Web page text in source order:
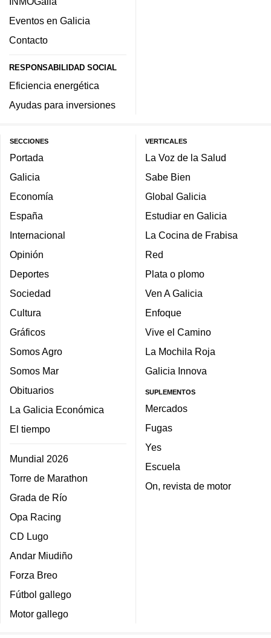
Eventos en Galicia
Contacto
RESPONSABILIDAD SOCIAL
Eficiencia energética
Ayudas para inversiones
SECCIONES
Portada
Galicia
Economía
España
Internacional
Opinión
Deportes
Sociedad
Cultura
Gráficos
Somos Agro
Somos Mar
Obituarios
La Galicia Económica
El tiempo
Mundial 2026
Torre de Marathon
Grada de Río
Opa Racing
CD Lugo
Andar Miudiño
Forza Breo
Fútbol gallego
Motor gallego
VERTICALES
La Voz de la Salud
Sabe Bien
Global Galicia
Estudiar en Galicia
La Cocina de Frabisa
Red
Plata o plomo
Ven A Galicia
Enfoque
Vive el Camino
La Mochila Roja
Galicia Innova
SUPLEMENTOS
Mercados
Fugas
Yes
Escuela
On, revista de motor